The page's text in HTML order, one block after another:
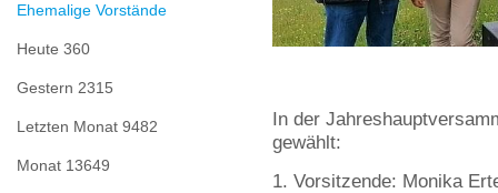
Ehemalige Vorstände
Heute 360
Gestern 2315
Letzten Monat 9482
Monat 13649
In der
gewählt:
Vorsitzende: Monika